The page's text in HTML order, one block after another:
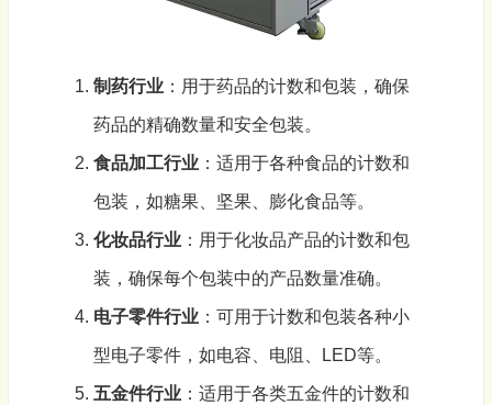
制药行业：用于药品的计数和包装 ，确保
药品的精确数量和安全包装。
食品加工行业：适用于各种食品的计数和
包装，如糖果、坚果、膨化食品等。
化妆品行业：用于化妆品产品的计数和包
装，确保每个包装中的产品数量准确。
电子零件行业：可用于计数和包装各种小
型电子零件，如电容、电阻、LED等。
五金件行业：适用于各类五金件的计数和